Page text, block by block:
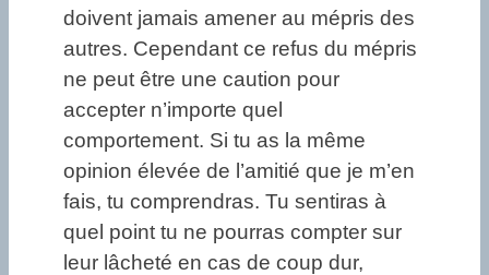
doivent jamais amener au mépris des
autres. Cependant ce refus du mépris
ne peut être une caution pour
accepter n’importe quel
comportement. Si tu as la même
opinion élevée de l’amitié que je m’en
fais, tu comprendras. Tu sentiras à
quel point tu ne pourras compter sur
leur lâcheté en cas de coup dur,